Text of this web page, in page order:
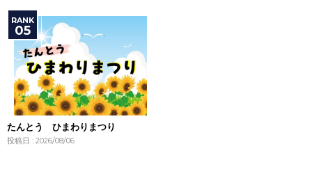
たんとう ひまわりまつり
投稿日 : 2026/08/06